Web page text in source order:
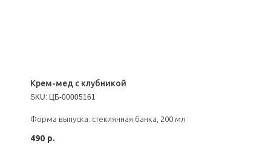
Крем-мед с клубникой
SKU: ЦБ-00005161
Форма выпуска: стеклянная банка, 200 мл
490 р.